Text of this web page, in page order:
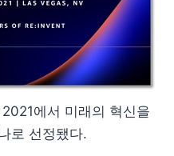
2021에서 미래의 혁신을
로 선정됐다.